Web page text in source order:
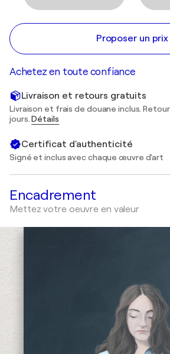
Proposer un prix
Achetez en toute confiance
Livraison et retours gratuits
Livraison et frais de douane inclus.
jours.Détails
Certificat d'authenticité
Signé et inclus avec chaque œuvre d'art
Encadrement
Mettez votre oeuvre en valeur